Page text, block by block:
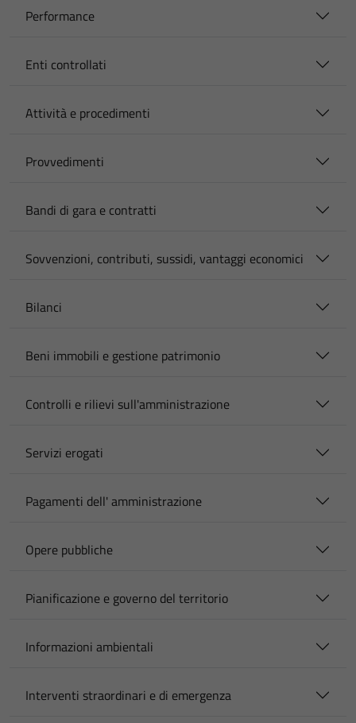
Performance
Enti controllati
Attività e procedimenti
Provvedimenti
Bandi di gara e contratti
Sovvenzioni, contributi, sussidi, vantaggi economici
Bilanci
Beni immobili e gestione patrimonio
Controlli e rilievi sull'amministrazione
Servizi erogati
Pagamenti dell' amministrazione
Opere pubbliche
Pianificazione e governo del territorio
Informazioni ambientali
Interventi straordinari e di emergenza